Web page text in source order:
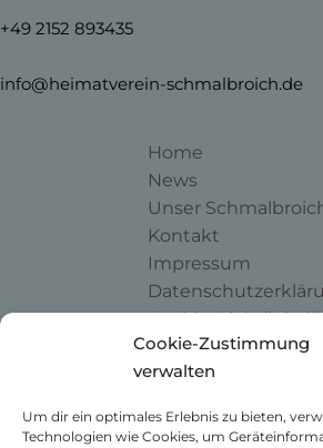
Cookie-Zustimmung
verwalten
Um dir ein optimales Erlebnis zu bieten,
Technologien wie Cookies, um
+49 2152 893435
info@heimatverein-schmalbroich.de
Home
News
Unser
Kontakt
Impressum
Cookie-Richtlinie